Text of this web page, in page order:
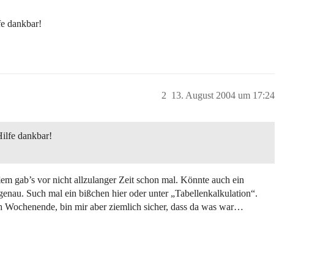
dankbar!
13. August 2004 um 17:24
2
dankbar!
gab’s vor nicht allzulanger Zeit schon mal. Könnte auch ein
Such mal ein bißchen hier oder unter „Tabellenkalkulation“.
Wochenende, bin mir aber ziemlich sicher, dass da was war…